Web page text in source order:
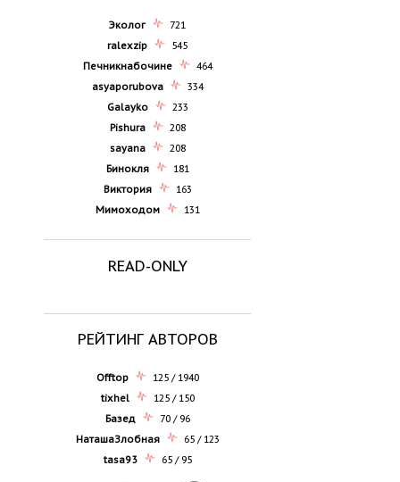
Эколог
721
ralexzip
545
Печникнабочине
464
asyaporubova
334
Galayko
233
Pishura
208
sayana
208
Бинокля
181
Виктория
163
Мимоходом
131
READ-ONLY
РЕЙТИНГ АВТОРОВ
Offtop
125 / 1940
tixhel
125 / 150
Базед
70 / 96
НаташаЗлобная
65 / 123
tasa93
65 / 95